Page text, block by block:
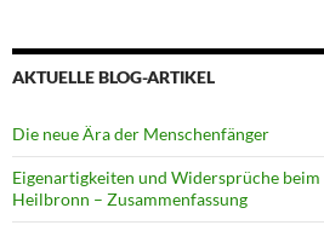
AKTUELLE BLOG-ARTIKEL
Die neue Ära der Menschenfänger
Eigenartigkeiten und Widersprüche
Heilbronn – Zusammenfassung